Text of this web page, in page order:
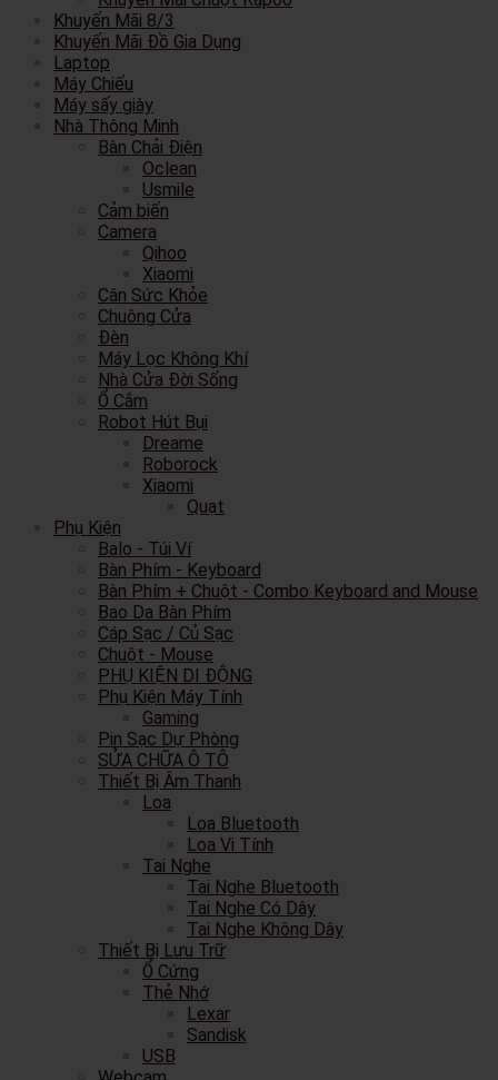
Khuyến Mãi 8/3
Khuyến Mãi Đồ Gia Dụng
Laptop
Máy Chiếu
Máy sấy giày
Nhà Thông Minh
Bàn Chải Điện
Oclean
Usmile
Cảm biến
Camera
Qihoo
Xiaomi
Cân Sức Khỏe
Chuông Cửa
Đèn
Máy Lọc Không Khí
Nhà Cửa Đời Sống
Ổ Cắm
Robot Hút Bụi
Dreame
Roborock
Xiaomi
Quạt
Phụ Kiện
Balo - Túi Ví
Bàn Phím - Keyboard
Bàn Phím + Chuột - Combo Keyboard and Mouse
Bao Da Bàn Phím
Cáp Sạc / Củ Sạc
Chuột - Mouse
PHỤ KIỆN DI ĐỘNG
Phụ Kiện Máy Tính
Gaming
Pin Sạc Dự Phòng
SỬA CHỮA Ô TÔ
Thiết Bị Âm Thanh
Loa
Loa Bluetooth
Loa Vi Tính
Tai Nghe
Tai Nghe Bluetooth
Tai Nghe Có Dây
Tai Nghe Không Dây
Thiết Bị Lưu Trữ
Ổ Cứng
Thẻ Nhớ
Lexar
Sandisk
USB